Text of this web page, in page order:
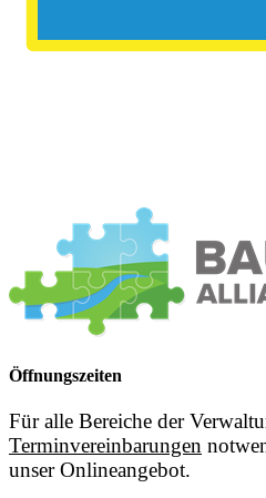
Öffnungszeiten
Für alle Bereiche der
Terminvereinbarungen
unser Onlineangebot.